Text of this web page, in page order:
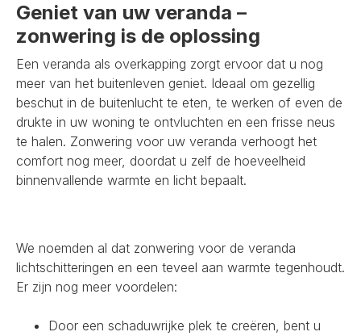
Geniet van uw veranda –
zonwering is de oplossing
Een veranda als overkapping zorgt ervoor dat u nog
meer van het buitenleven geniet. Ideaal om gezellig
beschut in de buitenlucht te eten, te werken of even de
drukte in uw woning te ontvluchten en een frisse neus
te halen. Zonwering voor uw veranda verhoogt het
comfort nog meer, doordat u zelf de hoeveelheid
binnenvallende warmte en licht bepaalt.
We noemden al dat zonwering voor de veranda
lichtschitteringen en een teveel aan warmte tegenhoudt.
Er zijn nog meer voordelen:
Door een schaduwrijke plek te creëren, bent u